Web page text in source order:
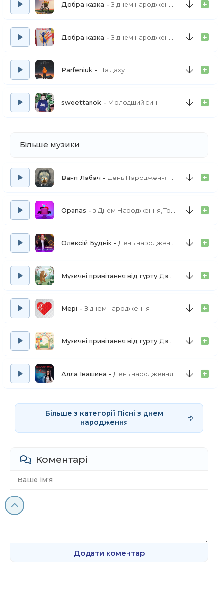
Добра казка З днем народження, рідна сестричко!
Добра казка З днем народження, Оксана!
Parfeniuk На даху
sweettanok Молодший син
Більше музики
Ваня Лабач День Народження у тебе
Opanas з Днем Народження, Тоні!
Олексій Буднік День народження
З
Мері З днем народження
З
Алла Івашина День народження
Більше з категорії Пісні з днем
народження
Коментарі
Додати коментар